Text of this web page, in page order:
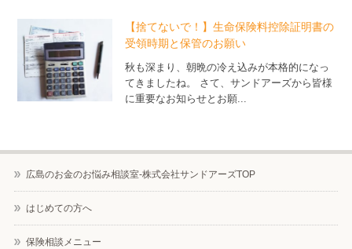
【捨てないで！】生命保険料控除証明書の
受領時期と保管のお願い
秋も深まり、朝晩の冷え込みが本格的になっ
てきましたね。 さて、サンドアーズから皆様
に重要なお知らせとお願...
広島のお金のお悩み相談室-株式会社サンドアーズTOP
はじめての方へ
保険相談メニュー